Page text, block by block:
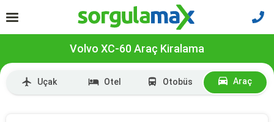
Volvo XC-60 Araç Kiralama
Uçak Otel Otobüs Araç